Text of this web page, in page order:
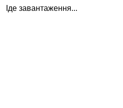
Іде завантаження...